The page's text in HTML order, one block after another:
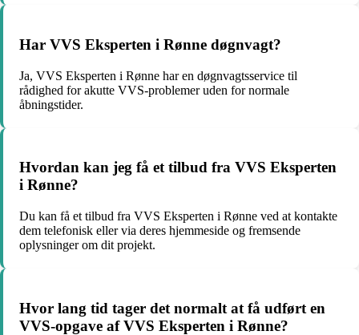
Har VVS Eksperten i Rønne døgnvagt?
Ja, VVS Eksperten i Rønne har en døgnvagtsservice til
rådighed for akutte VVS-problemer uden for normale
åbningstider.
Hvordan kan jeg få et tilbud fra VVS Eksperten
i Rønne?
Du kan få et tilbud fra VVS Eksperten i Rønne ved at kontakte
dem telefonisk eller via deres hjemmeside og fremsende
oplysninger om dit projekt.
Hvor lang tid tager det normalt at få udført en
VVS-opgave af VVS Eksperten i Rønne?